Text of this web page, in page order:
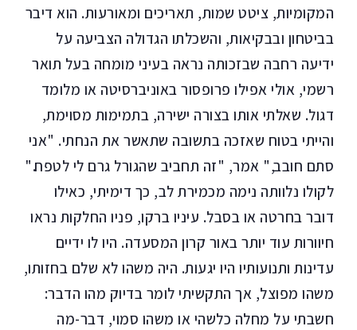
המקומיות, ציטט שמות, תאריכים ומאורעות. הוא דיבר
בביטחון ובבקיאות, והשכלתו הגדולה הצביעה על
ידיעה רחבה שבזכותה נראה בעיני מומחה בעל תואר
רשמי, אולי אפילו פרופסור באוניברסיטה או מלומד
דגול. שאלתי אותו בצורה ישירה, בתמימות מסוימת,
והייתי בטוח שאזכה בתשובה שתאשר את הנחתי. "אני
סתם חובב," אמר, "זה תחביב שהגורל גרם לי לטפח."
לקולו נלוותה נימה מכמירת לב, כך דימיתי, כאילו
דובר בחרטה או בסבל. עיניו ברקו, פניו החלקות נראו
חיוורות עוד יותר באור קרון המסעדה. היו לו ידיים
עדינות ותנועותיו היו יגעות. היה משהו לא שלם בחזותו,
משהו מפוצל, אך התקשיתי לומר בדיוק מהו הדבר:
חשבתי על מחלה כלשהי או משהו סמוי, דבר-מה